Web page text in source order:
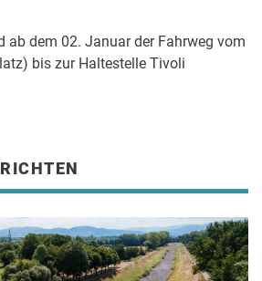
ab dem 02. Januar der Fahrweg vom
bis zur Haltestelle Tivoli